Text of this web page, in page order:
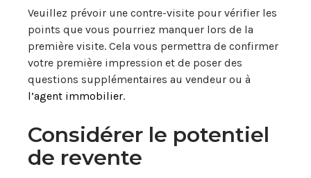
Veuillez prévoir une contre-visite pour vérifier les
points que vous pourriez manquer lors de la
première visite. Cela vous permettra de confirmer
votre première impression et de poser des
questions supplémentaires au vendeur ou à
l’agent immobilier.
Considérer le potentiel
de revente